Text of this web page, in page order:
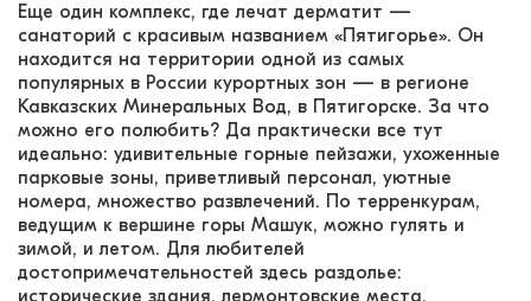
Еще один комплекс, где лечат дерматит —
санаторий с красивым названием «Пятигорье». Он
находится на территории одной из самых
популярных в России курортных зон — в регионе
Кавказских Минеральных Вод, в Пятигорске. За что
можно его полюбить? Да практически все тут
идеально: удивительные горные пейзажи, ухоженные
парковые зоны, приветливый персонал, уютные
номера, множество развлечений. По терренкурам,
ведущим к вершине горы Машук, можно гулять и
зимой, и летом. Для любителей
достопримечательностей здесь раздолье:
исторические здания, лермонтовские места,